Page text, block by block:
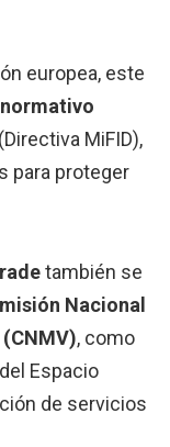
europea, este
MiFID),
para proteger
también se
Nacional
, como
Espacio
de servicios